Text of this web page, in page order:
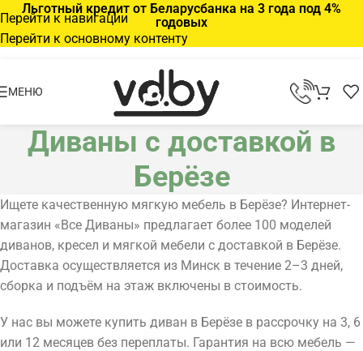
Перейти к навигации
Перейти к основному контенту
Льготный кредит от Беларусбанка на 3 года под 4%
годовых
МЕНЮ
Диваны с доставкой в
Берёзе
Ищете качественную мягкую мебель в Берёзе? Интернет-
магазин «Все Диваны» предлагает более 100 моделей
диванов, кресел и мягкой мебели с доставкой в Берёзе.
Доставка осуществляется из Минск в течение 2–3 дней,
сборка и подъём на этаж включены в стоимость.
У нас вы можете купить диван в Берёзе в рассрочку на 3, 6
или 12 месяцев без переплаты. Гарантия на всю мебель —